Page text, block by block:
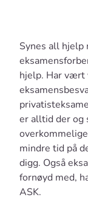
Synes all hjelp
hjelp. Har vært
er alltid der og
mindre tid på
digg. Også
fornøyd med,
ASK.